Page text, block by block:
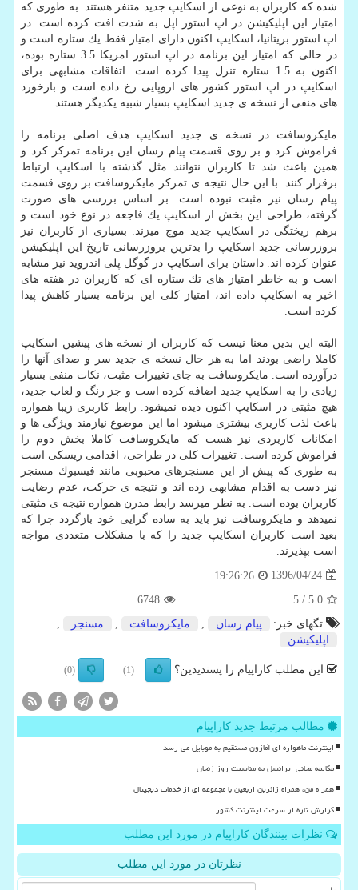
شده كه كاربران به نوعی از اسكایپ جدید متنفر هستند. به طوری كه
امتیاز این اپلیكیشن در اپ استور اپل به شدت افت كرده است. در
اپ استور بریتانیا، اسكایپ اكنون دارای امتیاز فقط یك ستاره است و
در حالی كه امتیاز این برنامه در اپ استور امریكا 3.5 ستاره بوده،
اكنون به 1.5 ستاره تنزل پیدا كرده است. اتفاقات مشابهی برای
اسكایپ در اپ استور كشور های اروپایی رخ داده است و بازخورد
های منفی از نسخه ی جدید اسكایپ بسیار شبیه یكدیگر هستند.
مایكروسافت در نسخه ی جدید اسكایپ هدف اصلی برنامه را
فراموش كرد و بر روی قسمت پیام رسان این برنامه تمركز كرد و
همین باعث شد تا كاربران نتوانند مثل گذشته با اسكایپ ارتباط
برقرار كنند. با این حال نتیجه ی تمركز مایكروسافت بر روی قسمت
پیام رسان نیز مثبت نبوده است. بر اساس بررسی های صورت
گرفته، طراحی این بخش از اسكایپ یك فاجعه در نوع خود است و
برهم ریختگی در اسكایپ جدید موج میزند. بسیاری از كاربران نیز
بروزرسانی جدید اسكایپ را بدترین بروزرسانی تاریخ این اپلیكیشن
عنوان كرده اند. داستان برای اسكایپ در گوگل پلی اندروید نیز مشابه
است و به خاطر امتیاز های تك ستاره ای كه كاربران در هفته های
اخیر به اسكایپ داده اند، امتیاز كلی این برنامه بسیار كاهش پیدا
كرده است.
البته این بدین معنا نیست كه كاربران از نسخه های پیشین اسكایپ
كاملا راضی بودند اما به هر حال نسخه ی جدید سر و صدای آنها را
درآورده است. مایكروسافت به جای تغییرات مثبت، نكات منفی بسیار
زیادی را به اسكایپ جدید اضافه كرده است و جز رنگ و لعاب جدید،
هیچ مثبتی در اسكایپ اكنون دیده نمیشود. رابط كاربری زیبا همواره
باعث لذت كاربری بیشتری میشود اما این موضوع نیازمند ویژگی ها و
امكانات كاربردی نیز هست كه مایكروسافت كاملا بخش دوم را
فراموش كرده است. تغییرات كلی در طراحی، اقدامی ریسكی است
به طوری كه پیش از این مسنجرهای محبوبی مانند فیسبوك مسنجر
نیز دست به اقدام مشابهی زده اند و نتیجه ی حركت، عدم رضایت
كاربران بوده است. به نظر میرسد رابط مدرن همواره نتیجه ی مثبتی
نمیدهد و مایكروسافت نیز باید به ساده گرایی خود بازگردد چرا كه
بعید است كاربران اسكایپ جدید را كه با مشكلات متعددی مواجه
است بپذیرند.
1396/04/24
19:26:26
5.0
/ 5
6748
تگهای خبر:
پیام رسان مایكروسافت مسنجر
اپلیكیشن
این مطلب کاراپیام را پسندیدین؟ (1)
(0)
مطالب مرتبط جدید کاراپیام
اینترنت ماهواره ای آمازون مستقیم به موبایل می رسد
مکالمه مجانی ایرانسل به مناسبت روز زنجان
همراه من، همراه زائرین اربعین با مجموعه ای از خدمات دیجیتال
گزارش تازه از سرعت اینترنت کشور
نظرات بینندگان کاراپیام در مورد این مطلب
نظرتان در مورد این مطلب